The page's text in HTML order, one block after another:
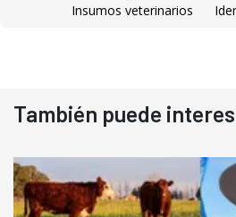
Insumos veterinarios
También puede